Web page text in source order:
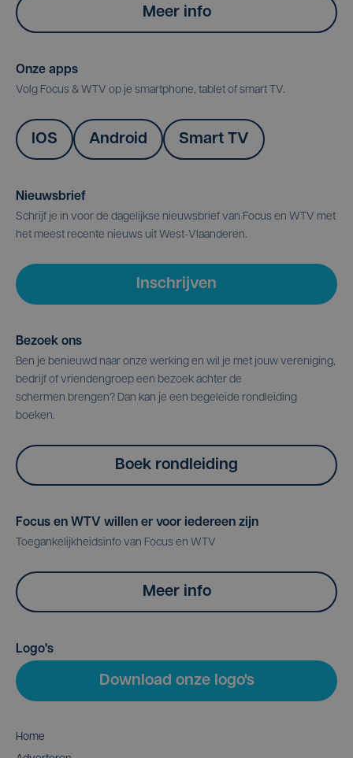
Meer info
Onze apps
Volg Focus & WTV op je smartphone, tablet of smart TV.
IOS Android Smart TV
Nieuwsbrief
Schrijf je in voor de dagelijkse nieuwsbrief van Focus en WTV met
het meest recente nieuws uit West-Vlaanderen.
Inschrijven
Bezoek ons
Ben je benieuwd naar onze werking en wil je met jouw vereniging,
bedrijf of vriendengroep een bezoek achter de
schermen brengen? Dan kan je een begeleide rondleiding
boeken.
Boek rondleiding
Focus en WTV willen er voor iedereen zijn
Toegankelijkheidsinfo van Focus en WTV
Meer info
Logo's
Download onze logo's
Home